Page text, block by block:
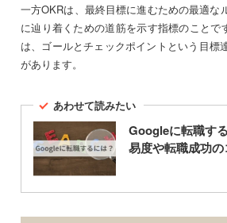
一方OKRは、最終目標に進むための最適な
に辿り着くための道筋を示す指標のことで
は、ゴールとチェックポイントという目標
があります。
あわせて読みたい
Googleに転職す
易度や転職成功